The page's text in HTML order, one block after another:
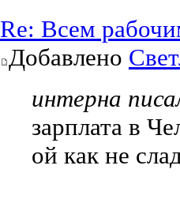
Re: Всем
Добавлено
интерна
зарплата в
ой как не